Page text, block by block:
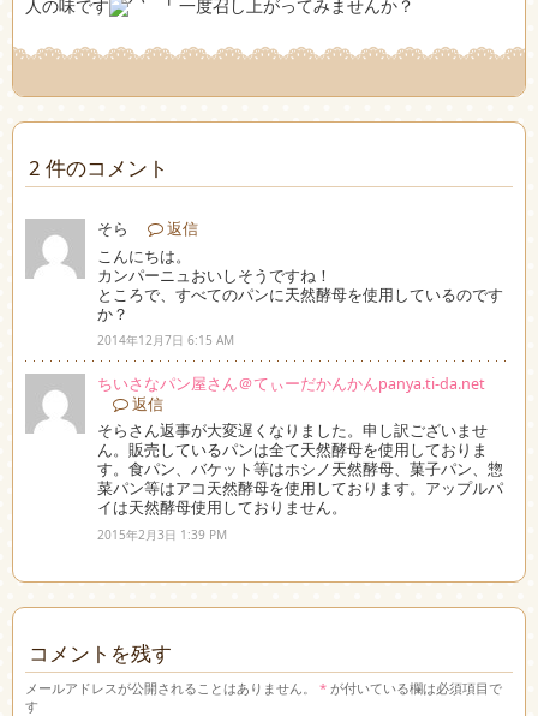
人の味です
一度召し上がってみませんか？
2 件のコメント
そら
返信
こんにちは。
カンパーニュおいしそうですね！
ところで、すべてのパンに天然酵母を使用しているのです
か？
2014年12月7日 6:15 AM
ちいさなパン屋さん＠てぃーだかんかんpanya.ti-da.net
返信
そらさん返事が大変遅くなりました。申し訳ございませ
ん。販売しているパンは全て天然酵母を使用しておりま
す。食パン、バケット等はホシノ天然酵母、菓子パン、惣
菜パン等はアコ天然酵母を使用しております。アップルパ
イは天然酵母使用しておりません。
2015年2月3日 1:39 PM
コメントを残す
メールアドレスが公開されることはありません。 * が付いている欄は必須項目で
す